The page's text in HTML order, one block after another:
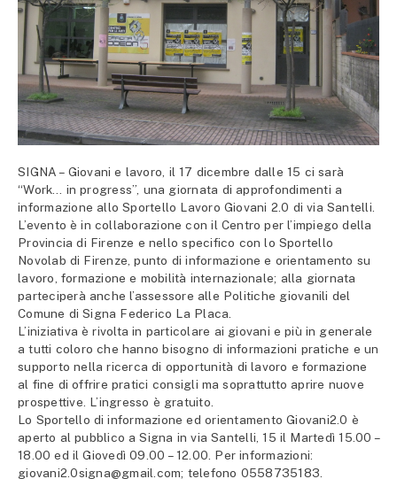
SIGNA – Giovani e lavoro, il 17 dicembre dalle 15 ci sarà
“Work… in progress”, una giornata di approfondimenti a
informazione allo Sportello Lavoro Giovani 2.0 di via Santelli.
L’evento è in collaborazione con il Centro per l’impiego della
Provincia di Firenze e nello specifico con lo Sportello
Novolab di Firenze, punto di informazione e orientamento su
lavoro, formazione e mobilità internazionale; alla giornata
parteciperà anche l’assessore alle Politiche giovanili del
Comune di Signa Federico La Placa.
L’iniziativa è rivolta in particolare ai giovani e più in generale
a tutti coloro che hanno bisogno di informazioni pratiche e un
supporto nella ricerca di opportunità di lavoro e formazione
al fine di offrire pratici consigli ma soprattutto aprire nuove
prospettive. L’ingresso è gratuito.
Lo Sportello di informazione ed orientamento Giovani2.0 è
aperto al pubblico a Signa in via Santelli, 15 il Martedì 15.00 –
18.00 ed il Giovedì 09.00 – 12.00. Per informazioni:
giovani2.0signa@gmail.com; telefono 0558735183.